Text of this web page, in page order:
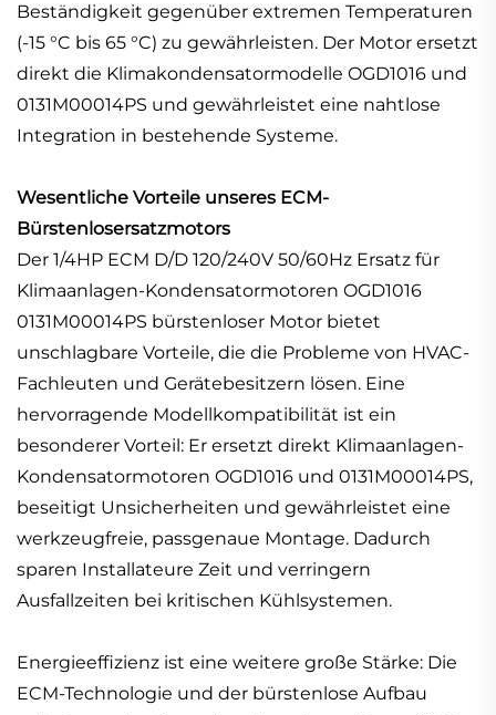
Beständigkeit gegenüber extremen Temperaturen
(-15 °C bis 65 °C) zu gewährleisten. Der Motor ersetzt
direkt die Klimakondensatormodelle OGD1016 und
0131M00014PS und gewährleistet eine nahtlose
Integration in bestehende Systeme.
Wesentliche Vorteile unseres ECM-
Bürstenlosersatzmotors
Der 1/4HP ECM D/D 120/240V 50/60Hz Ersatz für
Klimaanlagen-Kondensatormotoren OGD1016
0131M00014PS bürstenloser Motor bietet
unschlagbare Vorteile, die die Probleme von HVAC-
Fachleuten und Gerätebesitzern lösen. Eine
hervorragende Modellkompatibilität ist ein
besonderer Vorteil: Er ersetzt direkt Klimaanlagen-
Kondensatormotoren OGD1016 und 0131M00014PS,
beseitigt Unsicherheiten und gewährleistet eine
werkzeugfreie, passgenaue Montage. Dadurch
sparen Installateure Zeit und verringern
Ausfallzeiten bei kritischen Kühlsystemen.
Energieeffizienz ist eine weitere große Stärke: Die
ECM-Technologie und der bürstenlose Aufbau